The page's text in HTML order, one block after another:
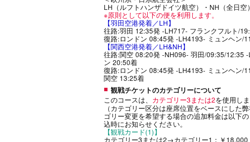
LH（ルフトハンザドイツ航空）・NH（全日空
※原則として以下の便を利用します。
【羽田空港発着／LH】
往路:羽田 12:35発 -LH717- フランクフルト/
復路:ロンドン 08:45発 -LH4193- ミュンヘン/
【関西空港発着／LH&NH】
往路:関空 08:20発 -NH096- 羽田/09:35/12:35
ン 20:50着
復路:ロンドン 08:45発 -LH4193- ミュンヘン/
関空 13:25着
観戦チケットのカテゴリーについて
このコースは、 カテゴリー3または2を使用し
（カテゴリー区分は座席位置をベースにした
ゴリー変更を希望する場合の追加料金は以下
込時にお知らせください。
【観戦カード(1)】
カテゴリー3または2→カテゴリー1：￥18,000